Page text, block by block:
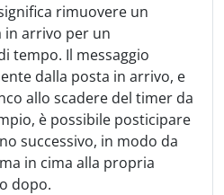
rimuovere un
in arrivo per un
tempo. Il messaggio
dalla posta in arrivo, e
allo scadere del timer da
è possibile posticipare
successivo, in modo da
in cima alla propria
dopo.